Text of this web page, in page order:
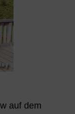
auf dem